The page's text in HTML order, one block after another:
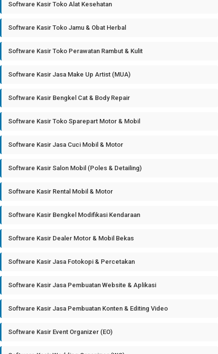
Software Kasir Toko Alat Kesehatan
Software Kasir Toko Jamu & Obat Herbal
Software Kasir Toko Perawatan Rambut & Kulit
Software Kasir Jasa Make Up Artist (MUA)
Software Kasir Bengkel Cat & Body Repair
Software Kasir Toko Sparepart Motor & Mobil
Software Kasir Jasa Cuci Mobil & Motor
Software Kasir Salon Mobil (Poles & Detailing)
Software Kasir Rental Mobil & Motor
Software Kasir Bengkel Modifikasi Kendaraan
Software Kasir Dealer Motor & Mobil Bekas
Software Kasir Jasa Fotokopi & Percetakan
Software Kasir Jasa Pembuatan Website & Aplikasi
Software Kasir Jasa Pembuatan Konten & Editing Video
Software Kasir Event Organizer (EO)